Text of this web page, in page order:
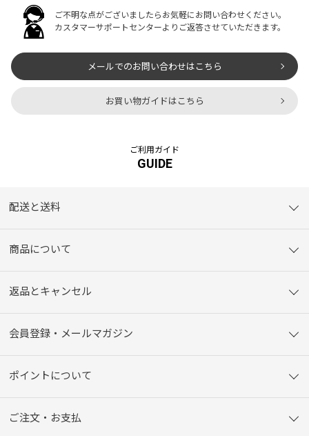
ご不明な点がございましたらお気軽にお問い合わせください。
カスタマーサポートセンターよりご返答させていただきます。
メールでのお問い合わせはこちら
お買い物ガイドはこちら
ご利用ガイド
GUIDE
配送と送料
商品について
返品とキャンセル
会員登録・メールマガジン
ポイントについて
ご注文・お支払